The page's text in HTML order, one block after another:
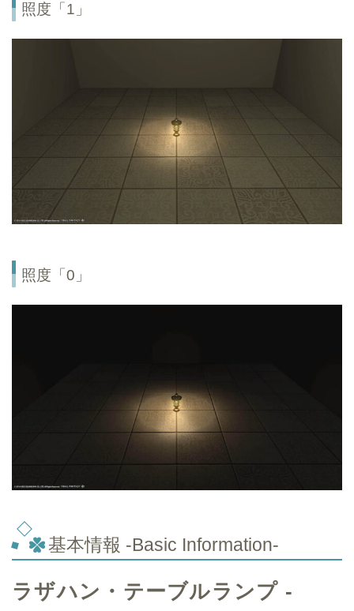
照度「1」
照度「0」
基本情報 -Basic Information-
ラザハン・テーブルランプ -